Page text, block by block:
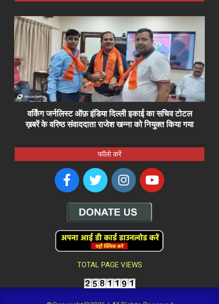
वर्किंग जर्नलिस्ट ऑफ़ इंडिया दिल्ली इकाई का सचिव टोटल
ख़बरें के वरिष्ठ संवाददाता राजेश खन्ना को नियुक्त किया गया
फॉलो करें
TOTAL PAGE VIEWS